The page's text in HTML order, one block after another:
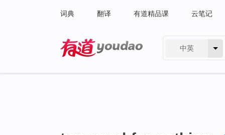
词典 翻译 有道精品课 云笔记
中英